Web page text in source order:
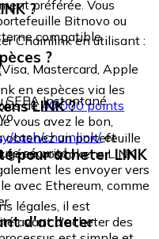
préférée. Vous
Bitnovo ou
compatible.
?
Chainlink en utilisant :
Mastercard, Apple
SEPA Instantané
?
en espèces via les
de40 000 points
vous avez le bon,
cash/chainlink/et
sécurité.
LINK ?
obtenez un portefeuille
gérer vos tokens LINK
les envoyer vers
avec Ethereum, comme
pour acheter LINK
légales, il est
avant d'acheter des
d'acheter